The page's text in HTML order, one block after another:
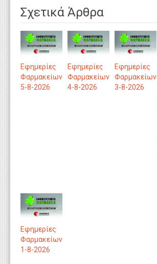
Σχετικά Άρθρα
Εφημερίες
Φαρμακείων
5-8-2026
Εφημερίες
Φαρμακείων
4-8-2026
Εφημερίες
Φαρμακείων
3-8-2026
Εφημερίες
Φαρμακείων
1-8-2026